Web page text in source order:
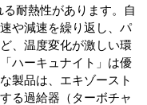
耐熱性があります。自
や減速を繰り返し、パ
、温度変化が激しい環
ハーキュナイト」は優
製品は、エキゾースト
る過給器（ターボチャ